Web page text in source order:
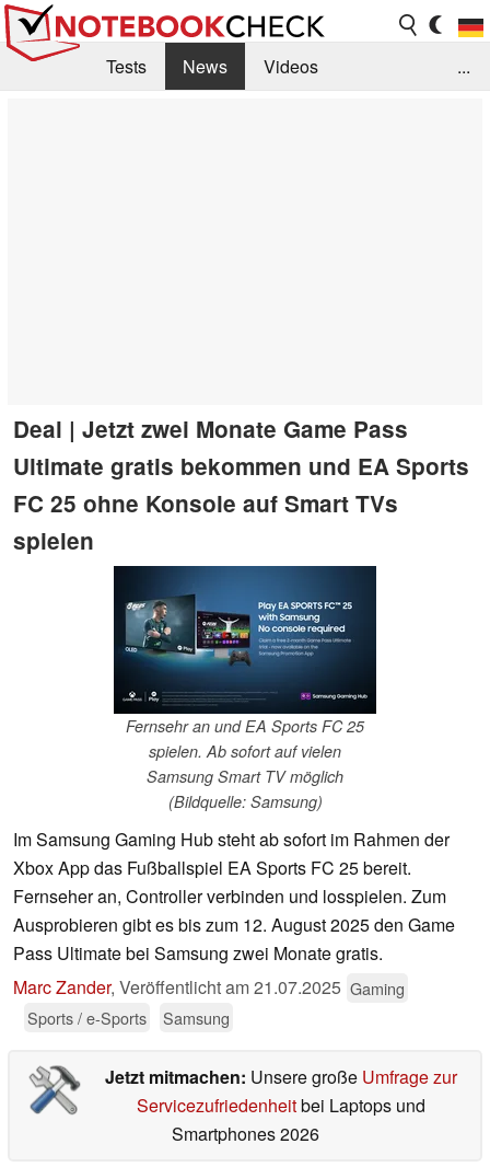
Tests News
Videos
...
Deal | Jetzt zwei Monate Game Pass
Ultimate gratis bekommen und EA Sports
FC 25 ohne Konsole auf Smart TVs
spielen
Fernsehr an und EA Sports FC 25
spielen. Ab sofort auf vielen
Samsung Smart TV möglich
(Bildquelle: Samsung)
Im Samsung Gaming Hub steht ab sofort im Rahmen der
Xbox App das Fußballspiel EA Sports FC 25 bereit.
Fernseher an, Controller verbinden und losspielen. Zum
Ausprobieren gibt es bis zum 12. August 2025 den Game
Pass Ultimate bei Samsung zwei Monate gratis.
Marc Zander, Veröffentlicht am21.07.2025 Gaming
Sports / e-Sports
Samsung
Jetzt mitmachen: Unsere große Umfrage zur
Servicezufriedenheitbei Laptops und
Smartphones 2026